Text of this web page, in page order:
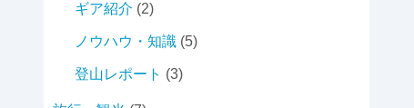
ギア紹介 (2)
ノウハウ・知識 (5)
登山レポート (3)